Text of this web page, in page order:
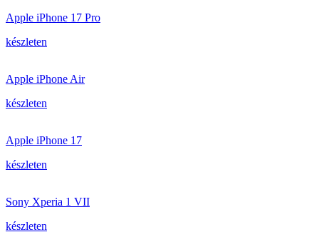
Apple iPhone 17 Pro
készleten
Apple iPhone Air
készleten
Apple iPhone 17
készleten
Sony Xperia 1 VII
készleten